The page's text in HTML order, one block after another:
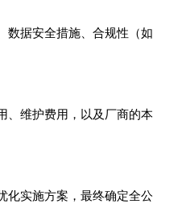
数据安全措施、合规性（如
、维护费用，以及厂商的本
化实施方案，最终确定全公